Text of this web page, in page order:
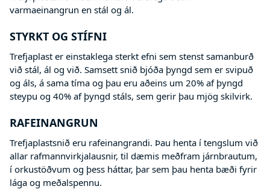
varmaeinangrun en stál og ál.
STYRKT OG STÍFNI
Trefjaplast er einstaklega sterkt efni sem stenst samanburð
við stál, ál og við. Samsett snið bjóða þyngd sem er svipuð
og áls, á sama tíma og þau eru aðeins um 20% af þyngd
steypu og 40% af þyngd stáls, sem gerir þau mjög skilvirk.
RAFEINANGRUN
Trefjaplastsnið eru rafeinangrandi. Þau henta í tengslum við
allar rafmannvirkjalausnir, til dæmis meðfram járnbrautum,
í orkustöðvum og þess háttar, þar sem þau henta bæði fyrir
lága og meðalspennu.